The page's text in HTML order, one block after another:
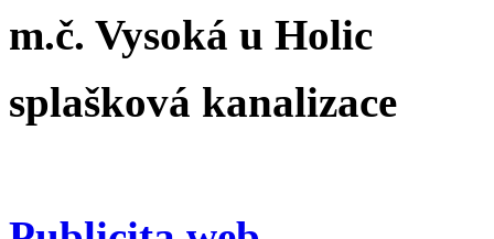
m.č. Vysoká u Holic
splašková kanalizace